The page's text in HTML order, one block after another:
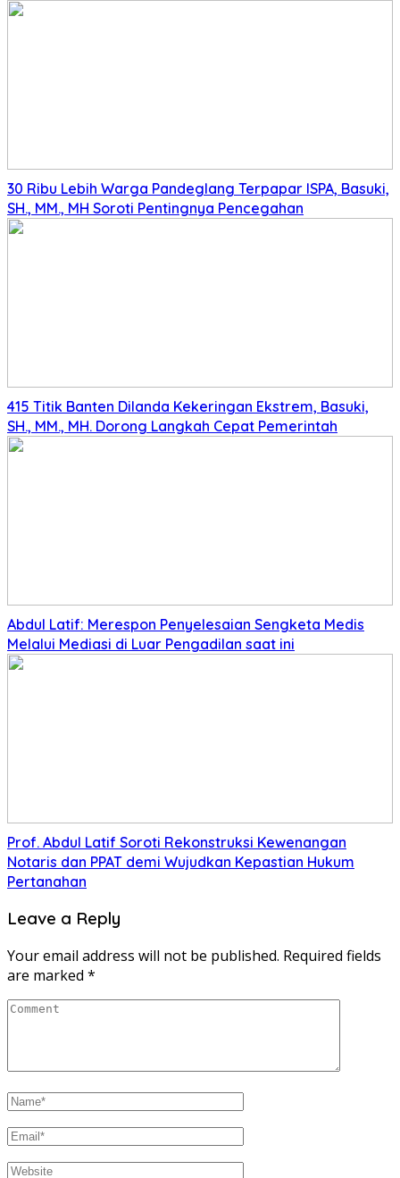
30 Ribu Lebih Warga Pandeglang Terpapar ISPA, Basuki,
SH., MM., MH Soroti Pentingnya Pencegahan
415 Titik Banten Dilanda Kekeringan Ekstrem, Basuki,
SH., MM., MH. Dorong Langkah Cepat Pemerintah
Abdul Latif: Merespon Penyelesaian Sengketa Medis
Melalui Mediasi di Luar Pengadilan saat ini
Prof. Abdul Latif Soroti Rekonstruksi Kewenangan
Notaris dan PPAT demi Wujudkan Kepastian Hukum
Pertanahan
Leave a Reply
Your email address will not be published. Required fields
are marked *